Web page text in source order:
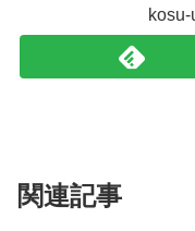
関連記事